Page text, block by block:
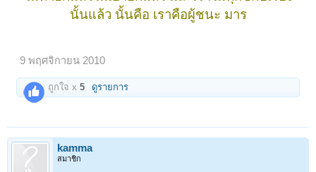
นั้นแล้ว นั้นคือ เราคือผู้ชนะ มาร
9 พฤศจิกายน 2010
ถูกใจ x5 ดูรายการ
kamma
สมาชิก